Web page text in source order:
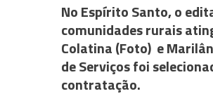
No Espírito Santo, o
comunidades rurais
Colatina (Foto) e
de Serviços foi
contratação.